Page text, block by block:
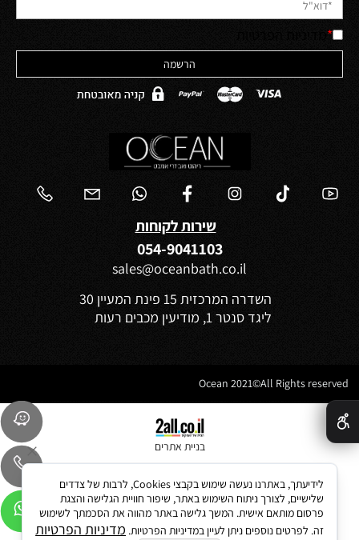
*
שירות לקוחות
054-9041103
sales@oceanbath.co.il
השדרה המרכזית 15 פינת המעיין 30
ליגד סנטר 1, מודיעין מכבים רעות
בניית אתרים
לידיעתך, באתרנו נעשה שימוש בקבצי Cookies, לרבות של צדדים
שלישיים, לצורך ניתוח השימוש באתר, שיפור חוויית הגלישה והצגת
פרסום מותאם אישית. המשך גלישה באתר מהווה את הסכמתך לשימוש
זה. לפרטים נוספים ניתן לעיין במדיניות הפרטיות. מדיניות הפרטיות